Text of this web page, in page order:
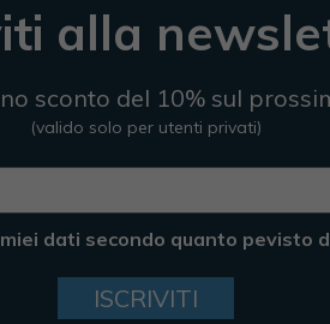
alla
sconto del 10% sul
(valido solo per utenti privati)
dati secondo quanto pevisto
ISCRIVITI